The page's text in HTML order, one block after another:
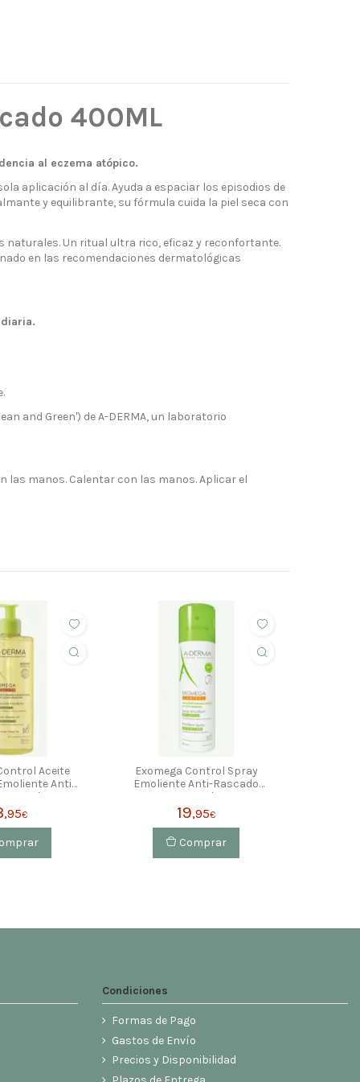
400ML
al eczema atópico.
aplicación al día. Ayuda a espaciar los episodios de
y equilibrante, su fórmula cuida la piel seca con
naturales. Un ritual ultra rico, eficaz y reconfortante.
en las recomendaciones dermatológicas
and Green') de A-DERMA, un laboratorio
las manos. Calentar con las manos. Aplicar el
Aceite
Anti-
500ml
,95€
Exomega Control Spray
Emoliente Anti-Rascado
200ml
19,95€
Comprar
Condiciones
Formas de Pago
Gastos de Envío
Precios y Disponibilidad